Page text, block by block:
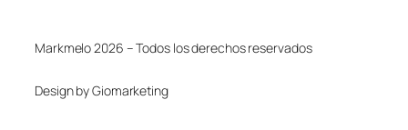
Markmelo 2026 – Todos los derechos reservados
Design by Giomarketing